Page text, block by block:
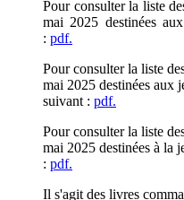
Pour consulter la liste
mai 2025 destinées
: pdf.
Pour consulter la liste
mai 2025 destinées aux
suivant : pdf.
Pour consulter la liste
mai 2025 destinées à la
: pdf.
Il s'agit des livres